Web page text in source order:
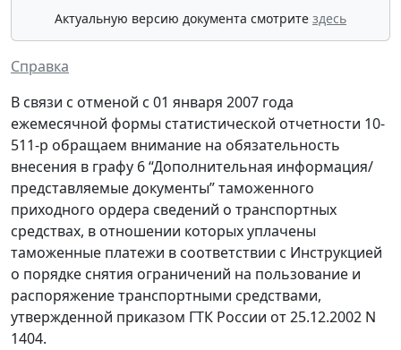
Актуальную версию документа смотрите здесь
Справка
В связи с отменой с 01 января 2007 года
ежемесячной формы статистической отчетности 10-
511-р обращаем внимание на обязательность
внесения в графу 6 “Дополнительная информация/
представляемые документы” таможенного
приходного ордера сведений о транспортных
средствах, в отношении которых уплачены
таможенные платежи в соответствии с Инструкцией
о порядке снятия ограничений на пользование и
распоряжение транспортными средствами,
утвержденной приказом ГТК России от 25.12.2002 N
1404.